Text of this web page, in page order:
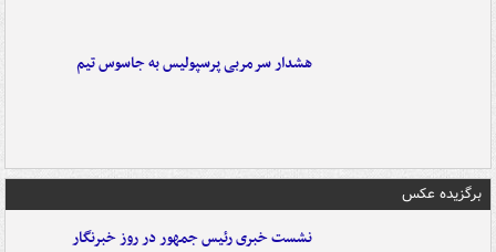
هشدار سرمربی پرسپولیس به جاسوس تیم
برگزیده عکس
نشست خبری رئیس جمهور در روز خبرنگار